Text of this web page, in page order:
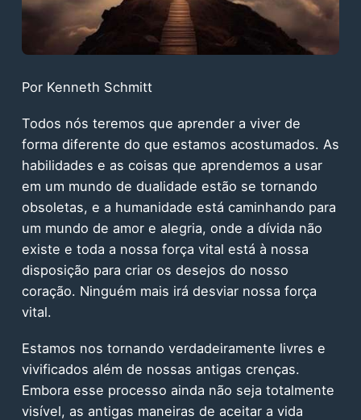
Por Kenneth Schmitt
Todos nós teremos que aprender a viver de
forma diferente do que estamos acostumados. As
habilidades e as coisas que aprendemos a usar
em um mundo de dualidade estão se tornando
obsoletas, e a humanidade está caminhando para
um mundo de amor e alegria, onde a dívida não
existe e toda a nossa força vital está à nossa
disposição para criar os desejos do nosso
coração. Ninguém mais irá desviar nossa força
vital.
Estamos nos tornando verdadeiramente livres e
vivificados além de nossas antigas crenças.
Embora esse processo ainda não seja totalmente
visível, as antigas maneiras de aceitar a vida